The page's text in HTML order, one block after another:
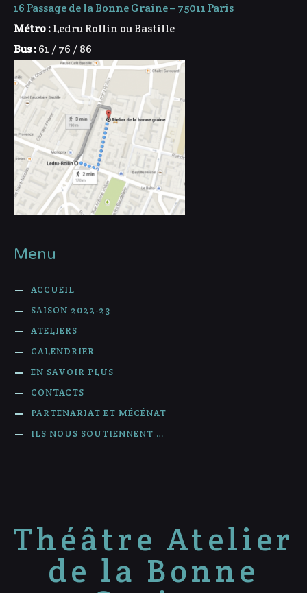
16 Passage de la Bonne Graine – 75011 Paris
Métro :Ledru Rollin ou Bastille
Bus :61 / 76 / 86
Menu
ACCUEIL
SAISON 2022-23
ATELIERS
CALENDRIER
EN SAVOIR PLUS
CONTACTS
PARTENARIAT ET MÉCÉNAT
ILS NOUS SOUTIENNENT …
Théâtre Atelier
de la Bonne